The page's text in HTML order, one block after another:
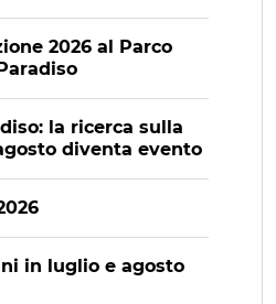
2026 al Parco
la ricerca sulla
diventa evento
in luglio e agosto